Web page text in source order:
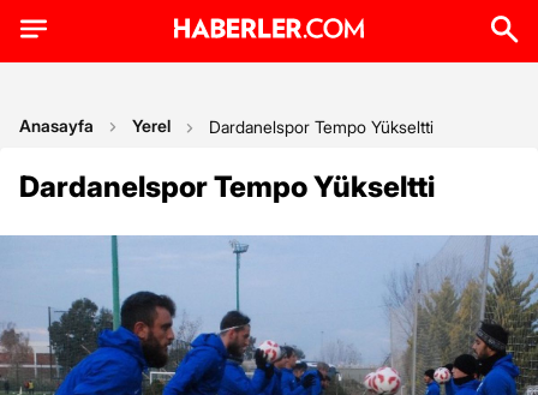
Anasayfa Yerel Dardanelspor Tempo Yükseltti
Dardanelspor Tempo Yükseltti